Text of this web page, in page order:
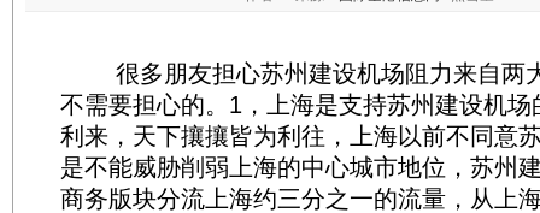
很多朋友担心苏州建设机场阻力来自两
不需要担心的。1，上海是支持苏州建设机
利来，天下攘攘皆为利往，上海以前不同意
是不能威胁削弱上海的中心城市地位，苏州
商务版块分流上海约三分之一的流量，从上